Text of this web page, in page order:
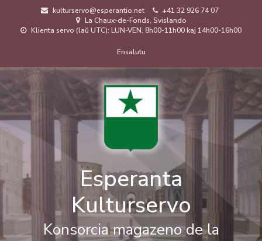
kulturservo@esperantio.net
+41 32 926 74 07
La Chaux-de-Fonds, Svislando
Klienta servo (laŭ UTC): LUN-VEN, 8h00-11h00 kaj 14h00-16h00
de
uzanto
Ensalutu
Esperanta
Kulturservo
Konsorcia magazeno de la